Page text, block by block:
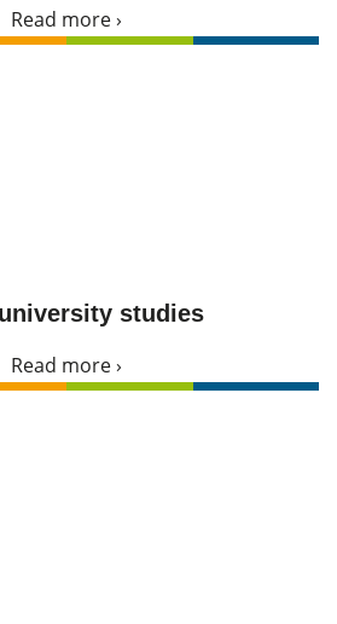
Read more ›
studies
Read more ›